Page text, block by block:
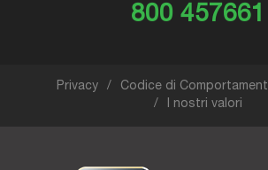
800 457661
Privacy
Codice di
I nostri valori